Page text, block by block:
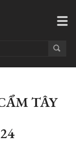
TÂY